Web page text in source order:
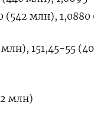
(542 млн),
млн), 151,45-55
млн)